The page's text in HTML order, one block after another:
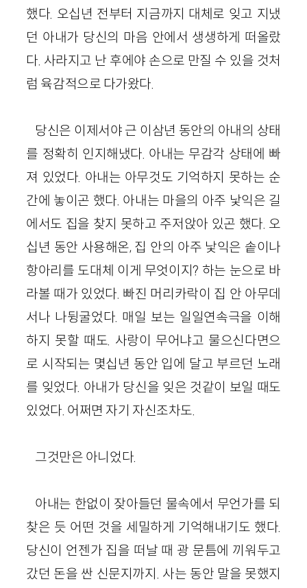
했다. 오십년 전부터 지금까지 대체로 잊고 지냈
던 아내가 당신의 마음 안에서 생생하게 떠올랐
다. 사라지고 난 후에야 손으로 만질 수 있을 것처
럼 육감적으로 다가왔다.
당신은 이제서야 근 이삼년 동안의 아내의 상태
를 정확히 인지해냈다. 아내는 무감각 상태에 빠
져 있었다. 아내는 아무것도 기억하지 못하는 순
간에 놓이곤 했다. 아내는 마을의 아주 낯익은 길
에서도 집을 찾지 못하고 주저앉아 있곤 했다. 오
십년 동안 사용해온, 집 안의 아주 낯익은 솥이나
항아리를 도대체 이게 무엇이지? 하는 눈으로 바
라볼 때가 있었다. 빠진 머리카락이 집 안 아무데
서나 나뒹굴었다. 매일 보는 일일연속극을 이해
하지 못할 때도. 사랑이 무어냐고 물으신다면으
로 시작되는 몇십년 동안 입에 달고 부르던 노래
를 잊었다. 아내가 당신을 잊은 것같이 보일 때도
있었다. 어쩌면 자기 자신조차도.
그것만은 아니었다.
아내는 한없이 잦아들던 물속에서 무언가를 되
찾은 듯 어떤 것을 세밀하게 기억해내기도 했다.
당신이 언젠가 집을 떠날 때 광 문틈에 끼워두고
갔던 돈을 싼 신문지까지. 사는 동안 말을 못했지